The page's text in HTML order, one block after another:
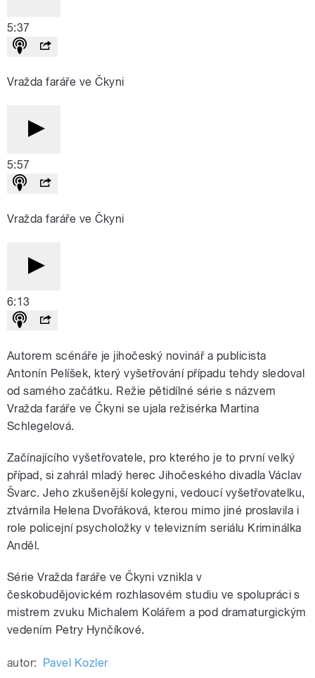
5:37
Vražda faráře ve Čkyni
5:57
Vražda faráře ve Čkyni
6:13
Autorem scénáře je jihočeský novinář a publicista
Antonín Pelíšek, který vyšetřování případu tehdy sledoval
od samého začátku. Režie pětidílné série s názvem
Vražda faráře ve Čkyni se ujala režisérka Martina
Schlegelová.
Začínajícího vyšetřovatele, pro kterého je to první velký
případ, si zahrál mladý herec Jihočeského divadla Václav
Švarc. Jeho zkušenější kolegyni, vedoucí vyšetřovatelku,
ztvárnila Helena Dvořáková, kterou mimo jiné proslavila i
role policejní psycholožky v televizním seriálu Kriminálka
Anděl.
Série Vražda faráře ve Čkyni vznikla v
českobudějovickém rozhlasovém studiu ve spolupráci s
mistrem zvuku Michalem Kolářem a pod dramaturgickým
vedením Petry Hynčíkové.
autor: Pavel Kozler